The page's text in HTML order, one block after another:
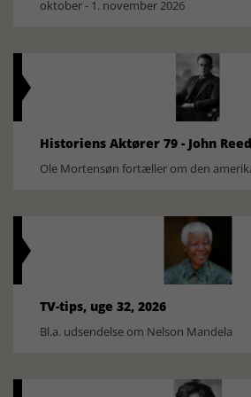
oktober - 1. november 2026
Historiens Aktører 79 - John Reed
Ole Mortensøn fortæller om den
TV-tips, uge 32, 2026
Bl.a. udsendelse om Nelson Mandela